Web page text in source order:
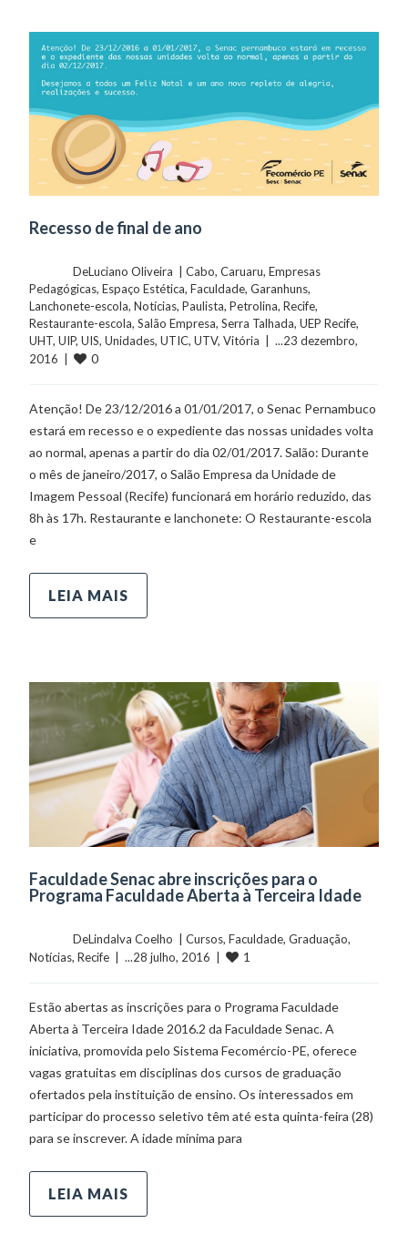
Recesso de final de ano
	    	DeLuciano Oliveira  |
Cabo, Caruaru, Empresas
Pedagógicas, Espaço Estética, Faculdade, Garanhuns
Lanchonete-escola, Notícias, Paulista, Petrolina, Recife
Restaurante-escola, Salão Empresa, Serra Talhada, UEP Recife
UHT, UIP, UIS, Unidades, UTIC, UTV, Vitória
  |  ...23 dezembro,
2016  |
0
Atenção! De 23/12/2016 a 01/01/2017, o Senac Pernambuco
estará em recesso e o expediente das nossas unidades volta
ao normal, apenas a partir do dia 02/01/2017. Salão: Durante
o mês de janeiro/2017, o Salão Empresa da Unidade de
Imagem Pessoal (Recife) funcionará em horário reduzido, das
8h às 17h. Restaurante e lanchonete: O Restaurante-escola
e
LEIA MAIS
Faculdade Senac abre inscrições para o
Programa Faculdade Aberta à Terceira Idade
	    	DeLindalva Coelho  |
Cursos, Faculdade, Graduação
Notícias, Recife
  |  ...28 julho, 2016  |
1
Estão abertas as inscrições para o Programa Faculdade
Aberta à Terceira Idade 2016.2 da Faculdade Senac. A
iniciativa, promovida pelo Sistema Fecomércio-PE, oferece
vagas gratuitas em disciplinas dos cursos de graduação
ofertados pela instituição de ensino. Os interessados em
participar do processo seletivo têm até esta quinta-feira (28)
para se inscrever. A idade mínima para
LEIA MAIS